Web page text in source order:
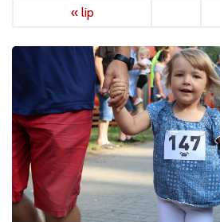
« lip